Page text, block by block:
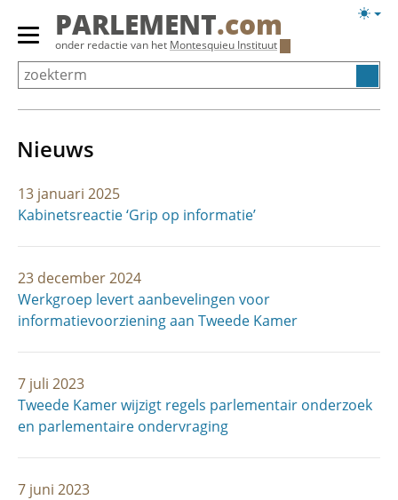
Overslaan
Primair
menu
tonen/verbergen
PARLEMENT.com
onder redactie van het Montesquieu Instituut
Nieuws
13 januari 2025
Kabinetsreactie ‘Grip op informatie’
23 december 2024
Werkgroep levert aanbevelingen voor
informatievoorziening aan Tweede Kamer
7 juli 2023
Tweede Kamer wijzigt regels parlementair onderzoek
en parlementaire ondervraging
7 juni 2023